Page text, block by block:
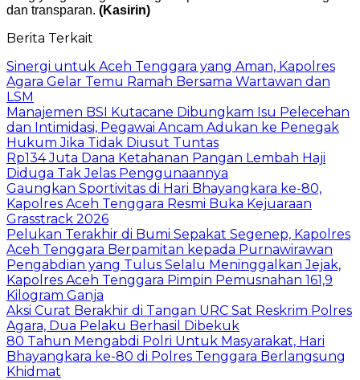
dan transparan. (Kasirin)
Berita Terkait
Sinergi untuk Aceh Tenggara yang Aman, Kapolres
Agara Gelar Temu Ramah Bersama Wartawan dan
LSM
Manajemen BSI Kutacane Dibungkam Isu Pelecehan
dan Intimidasi, Pegawai Ancam Adukan ke Penegak
Hukum Jika Tidak Diusut Tuntas
Rp134 Juta Dana Ketahanan Pangan Lembah Haji
Diduga Tak Jelas Penggunaannya
Gaungkan Sportivitas di Hari Bhayangkara ke-80,
Kapolres Aceh Tenggara Resmi Buka Kejuaraan
Grasstrack 2026
Pelukan Terakhir di Bumi Sepakat Segenep, Kapolres
Aceh Tenggara Berpamitan kepada Purnawirawan
Pengabdian yang Tulus Selalu Meninggalkan Jejak,
Kapolres Aceh Tenggara Pimpin Pemusnahan 161,9
Kilogram Ganja
Aksi Curat Berakhir di Tangan URC Sat Reskrim Polres
Agara, Dua Pelaku Berhasil Dibekuk
80 Tahun Mengabdi Polri Untuk Masyarakat, Hari
Bhayangkara ke-80 di Polres Tenggara Berlangsung
Khidmat